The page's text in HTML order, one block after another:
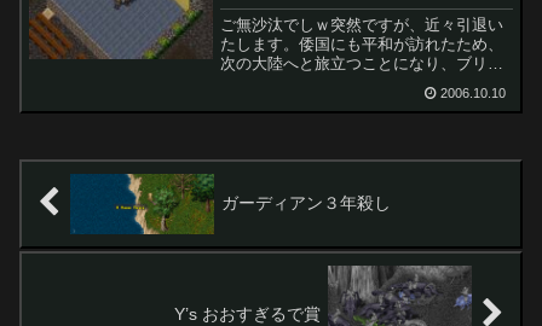
ご無沙汰でしｗ突然ですが、近々引退い
たします。倭国にも平和が訪れたため、
次の大陸へと旅立つことになり、ブリタ
した。そんなことより＞＞１よ～。ちょ
2006.10.10
ガーディアン３年殺し
Y’s おおすぎるで賞